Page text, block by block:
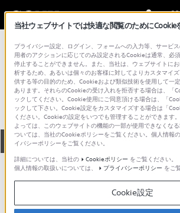
総合サポート・お問い合わせ
MX-70E
全て ダウンロード 取扱説明書
動画でサポートご利用にあたってのお願い
サポート動画をご利用の際にはソーシャ
ルメディア利用規約をご確認ください。
当社ウェブサイトでは快適な閲覧のためにCookie
プライバシー設定、ログイン、フォームへの入力等、サービ
用者のアクションに応じてのみ設定されるCookieは通常、必
停止することができません。また、当社は、ウェブサイトに
析するため、あるいは個々のお客様に対してよりカスタマイ
供する等の目的のため、Cookieおよび類似技術を使用して一
あります。それらのCookieの受け入れを拒否する場合は、「
ックしてください。Cookie使用にご同意頂ける場合は、「
ックして下さい。Cookie設定をカスタマイズする場合は「
ください。Cookieの設定をいつでも管理することができます
よっては、このウェブサイトの機能の一部が使用できなくな
ついては、当社のCookieポリシーをご覧ください。個人情報
イバシーポリシーをご覧ください。
詳細については、当社の
Cookieポリシー をご覧ください。
個人情報の取扱いについては、
プライバシーポリシー をご
Cookie設定